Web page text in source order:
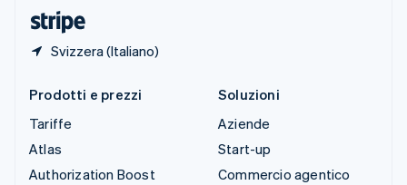
Svizzera (Italiano)
Prodotti e prezzi
Tariffe
Atlas
Authorization Boost
Soluzioni
Aziende
Start-up
Commercio agentico